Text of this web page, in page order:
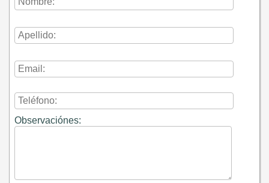
Observaciónes: